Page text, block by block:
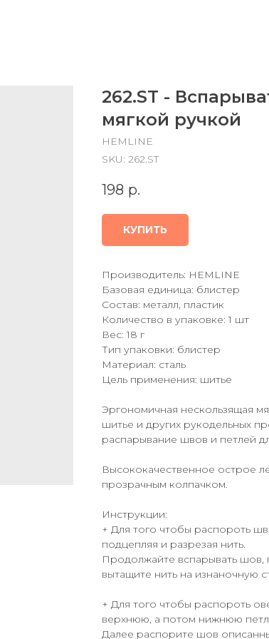
262.ST -
мягкой ручкой
HEMLINE
SKU: 262.ST
198 р.
КУПИТЬ
Производитель: HEMLINE
Базовая единица: блистер
Состав: металл, пластик
Количество в упаковке: 1 шт
Вес: 18 г
Тип упаковки: блистер
Материал: сталь
Цель применения: шитье
Эргономичная нескользящая
шитье и других рукодельных
распарывание швов и петлей
Высококачественное острое
прозрачным колпачком.
Инструкции:
+ Для того чтобы распороть
подцепляя и разрезая нить.
Продолжайте вспарывать шов,
вытащите нить на изнаночную
+ Для того чтобы распороть
верхнюю, а потом нижнюю
Далее распорите шов